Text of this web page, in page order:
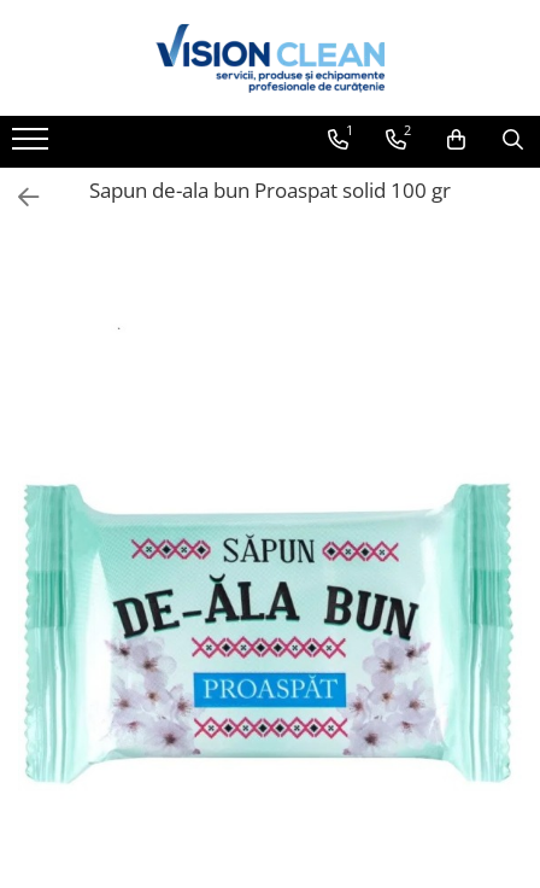
Aspiratoare si masini curatenie
profesionale
Monodiscuri profesionale
Detergenti profesionali
Accesorii detergenti, pompe,
pulverizatoare
Detergenti bucatarie
Detergenti comerciali
Detergenti covoare, mochete,
tapiterii
Detergenti geamuri
1 2
Sapun de-ala bun Proaspat solid 100 gr